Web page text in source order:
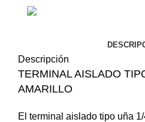
Descripción
TERMINAL AISLADO
AMARILLO
El terminal aislado tipo uña